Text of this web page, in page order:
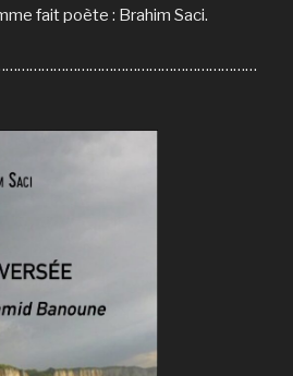
fait poète : Brahim Saci.